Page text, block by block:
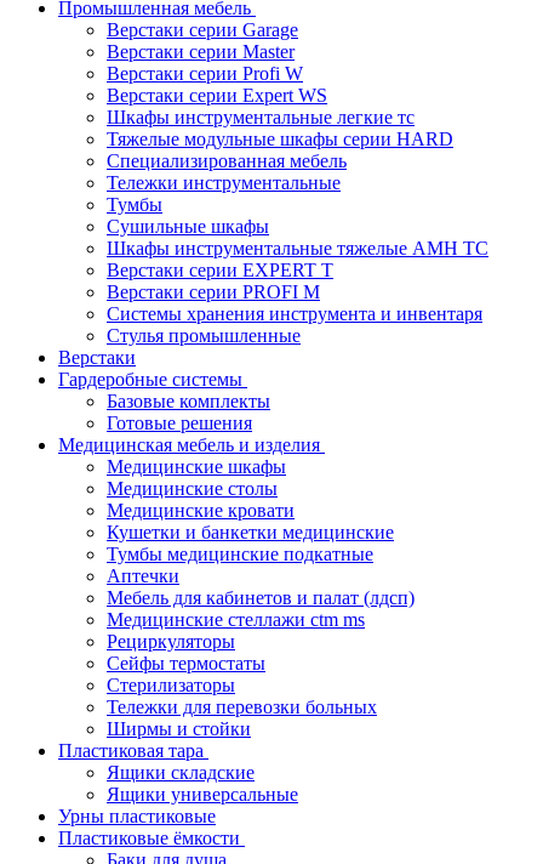
Промышленная мебель
Верстаки серии Garage
Верстаки серии Master
Верстаки серии Profi W
Верстаки серии Expert WS
Шкафы инструментальные легкие тс
Тяжелые модульные шкафы серии HARD
Cпециализированная мебель
Тележки инструментальные
Тумбы
Cушильные шкафы
Шкафы инструментальные тяжелые AMH TC
Верстаки серии EXPERT T
Верстаки серии PROFI M
Системы хранения инструмента и инвентаря
Стулья промышленные
Верстаки
Гардеробные системы
Базовые комплекты
Готовые решения
Медицинская мебель и изделия
Медицинские шкафы
Медицинские столы
Медицинские кровати
Кушетки и банкетки медицинские
Тумбы медицинские подкатные
Аптечки
Мебель для кабинетов и палат (лдсп)
Медицинские стеллажи ctm ms
Рециркуляторы
Сейфы термостаты
Стерилизаторы
Тележки для перевозки больных
Ширмы и стойки
Пластиковая тара
Ящики складские
Ящики универсальные
Урны пластиковые
Пластиковые ёмкости
Баки для душа